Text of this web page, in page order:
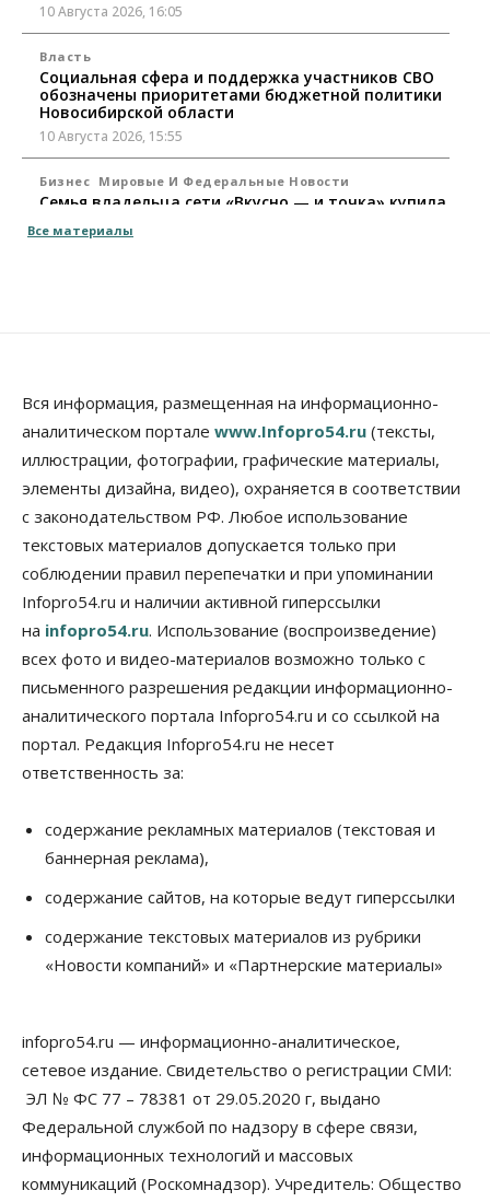
10 Августа 2026, 16:05
Власть
Социальная сфера и поддержка участников СВО
обозначены приоритетами бюджетной политики
Новосибирской области
10 Августа 2026, 15:55
Бизнес Мировые И Федеральные Новости
Семья владельца сети «Вкусно — и точка» купила
10 Августа 2026, 15:30
Недвижимость
Новосибирск находится в процессе движения к
«человечному» городу
10 Августа 2026, 15:00
Общество Право&Порядок
Кафе японской кухни в Новосибирске закрыли на
45 дней
10 Августа 2026, 14:45
Недвижимость
Новосибирску нужны яркие объекты и
градообразующие общественные здания
10 Августа 2026, 14:30
Общество
Предложения по строительству частных
бомбоубежищ появились на российском рынке
10 Августа 2026, 14:00
Бизнес Общество
В Новосибирске сформировалось
профессиональное сообщество стендап-комиков
Недвижимость
Антон Рехтин: Вместе строим будущее
10 Августа 2026, 13:15
Цены в ресторанах Новосибирска выросли на 8%
10 Августа 2026, 13:00
Духовная и медицинская помощь: корабль-
церковь посетит 50 поселений Новосибирской
области
10 Августа 2026, 12:15
Все материалы
Вся информация, размещенная на информационно-
аналитическом портале www.Infopro54.ru (тексты,
иллюстрации, фотографии, графические материалы,
элементы дизайна, видео), охраняется в соответствии
с законодательством РФ. Любое использование
текстовых материалов допускается только при
соблюдении правил перепечатки и при упоминании
Infopro54.ru и наличии активной гиперссылки
на infopro54.ru. Использование (воспроизведение)
всех фото и видео-материалов возможно только с
письменного разрешения редакции информационно-
аналитического портала Infopro54.ru и со ссылкой на
портал. Редакция Infopro54.ru не несет
ответственность за:
содержание рекламных материалов (текстовая и
баннерная реклама),
содержание сайтов, на которые ведут гиперссылки
содержание текстовых материалов из рубрики
«Новости компаний» и «Партнерские материалы»
infopro54.ru — информационно-аналитическое,
сетевое издание. Свидетельство о регистрации СМИ:
ЭЛ № ФС 77 – 78381 от 29.05.2020 г, выдано
Федеральной службой по надзору в сфере связи,
информационных технологий и массовых
коммуникаций (Роскомнадзор). Учредитель: Общество